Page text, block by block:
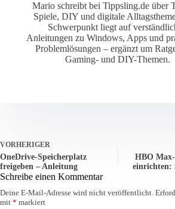
Mario schreibt bei Tippsling.de über
Spiele, DIY und digitale
Schwerpunkt liegt auf
Anleitungen zu Windows, Apps und
Problemlösungen – ergänzt um
Gaming- und DIY-Themen.
VORHERIGER
OneDrive-Speicherplatz
freigeben – Anleitung
HBO
einrichten:
Schreibe einen Kommentar
Deine E-Mail-Adresse wird nicht veröffentlicht.
mit * markiert